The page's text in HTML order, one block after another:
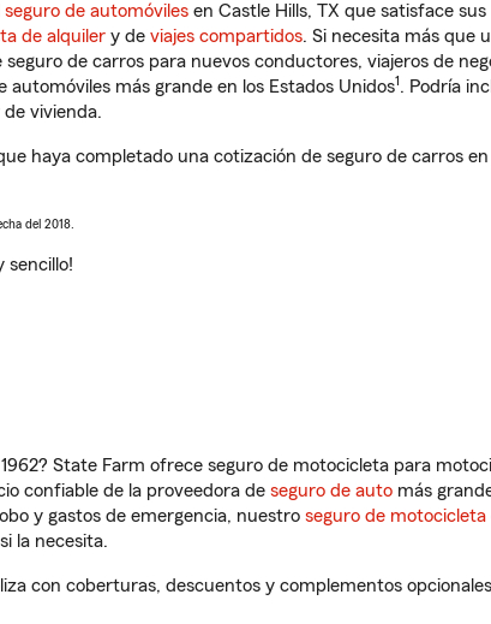
seguro de automóviles en Castle Hills, TX que satisface
de alquiler y de viajes compartidos. Si necesita más que
de carros para nuevos conductores, viajeros de
más grande en los Estados Unidos1. Podría
vivienda.
haya completado una cotización de seguro de carros en
del 2018.
sencillo!
State Farm ofrece seguro de motocicleta para
confiable de la proveedora de seguro de auto más
y gastos de emergencia, nuestro seguro de motocicleta
la necesita.
con coberturas, descuentos y complementos